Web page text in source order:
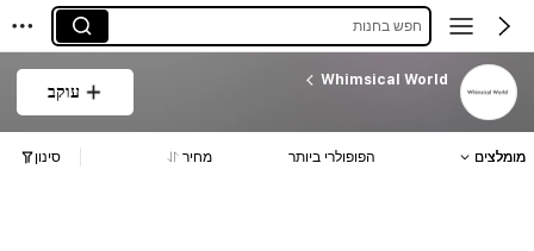
חפש בחנות
Whimsical World
עוקב
מומלצים הפופולרי ביותר מחיר סינון